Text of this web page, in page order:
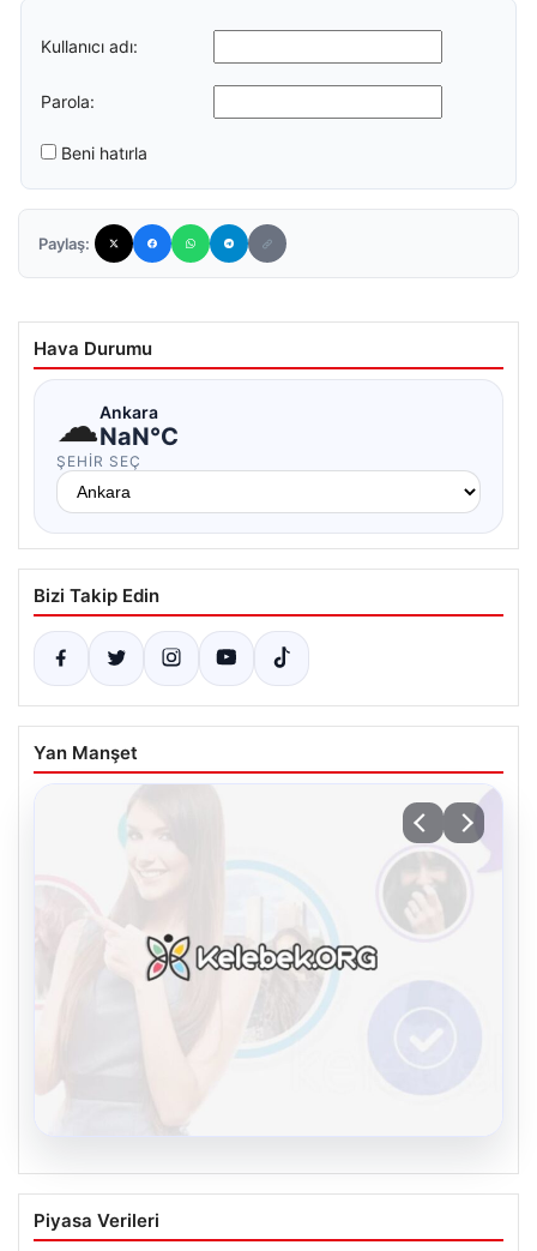
Kullanıcı adı:
Parola:
Beni hatırla
Paylaş:
Hava Durumu
☁Ankara
NaN°C
ŞEHIR SEÇ
Bizi Takip Edin
Yan Manşet
Kelebek sohbet platformu İle Dijital
İletişimin Güvenli Adresi Ve Chat
Piyasa Verileri